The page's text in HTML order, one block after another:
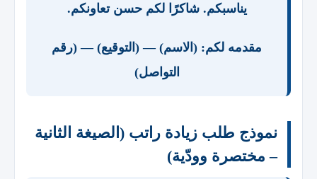
يناسبكم. شاكرًا لكم حسن تعاونكم.
مقدمه لكم: (الاسم) — (التوقيع) — (رقم
التواصل)
نموذج طلب زيادة راتب (الصيغة الثانية
– مختصرة وودّية)